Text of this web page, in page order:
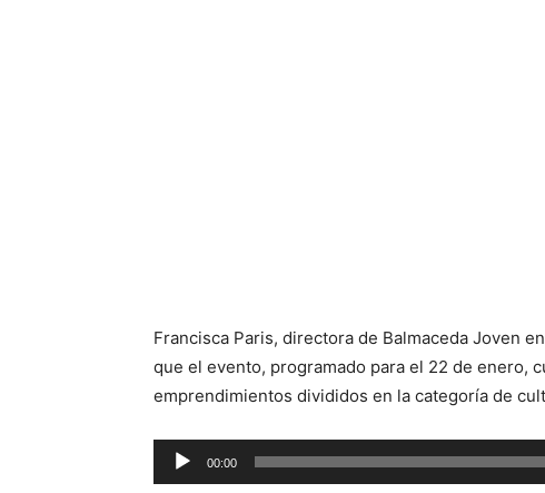
Francisca Paris, directora de Balmaceda Joven
que el evento, programado para el 22 de enero,
emprendimientos divididos en la categoría de
Reproductor
de
00:00